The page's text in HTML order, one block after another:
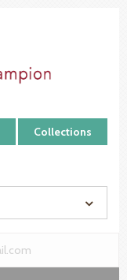
Collections